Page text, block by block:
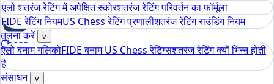
Chess
tools
एलो शतरंज रेटिंग कैलकुलेटर
एलो शतरंज रेटिंग में अपेक्षित स्कोरशतरंज रेटिंग परिवर्तन का फॉर्मूला
FIDE रेटिंग नियमUS Chess रेटिंग प्रणालीशतरंज रेटिंग राउंडिंग नियम
तुलना करें
v
एलो बनाम गलिकोFIDE बनाम US Chess रेटिंग्सशतरंज रेटिंग क्यों भिन्न होती
है
संसाधन
v